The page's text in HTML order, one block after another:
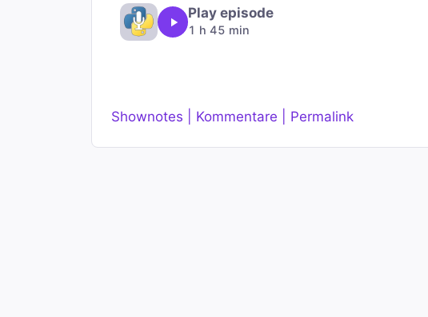
Play episode
1 h 45 min
Shownotes | Kommentare | Permalink